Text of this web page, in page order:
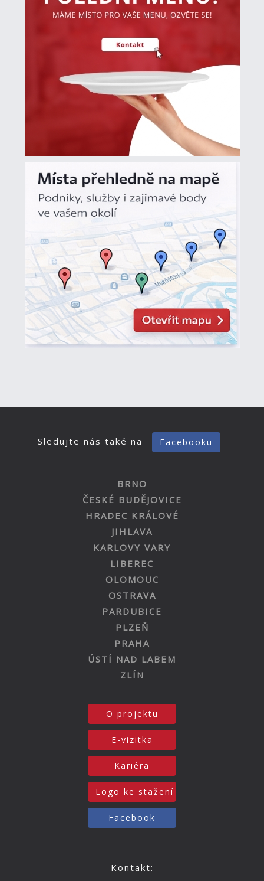
Sledujte nás také na Facebooku
BRNO
ČESKÉ BUDĚJOVICE
HRADEC KRÁLOVÉ
JIHLAVA
KARLOVY VARY
LIBEREC
OLOMOUC
OSTRAVA
PARDUBICE
PLZEŇ
PRAHA
ÚSTÍ NAD LABEM
ZLÍN
O projektu
E-vizitka
Kariéra
Logo ke stažení
Facebook
Kontakt: